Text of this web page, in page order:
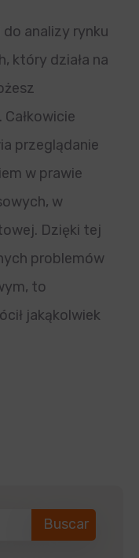
analizy rynku
który działa na
przeglądanie
w prawie
w
Dzięki tej
problemów
to
jakąkolwiek